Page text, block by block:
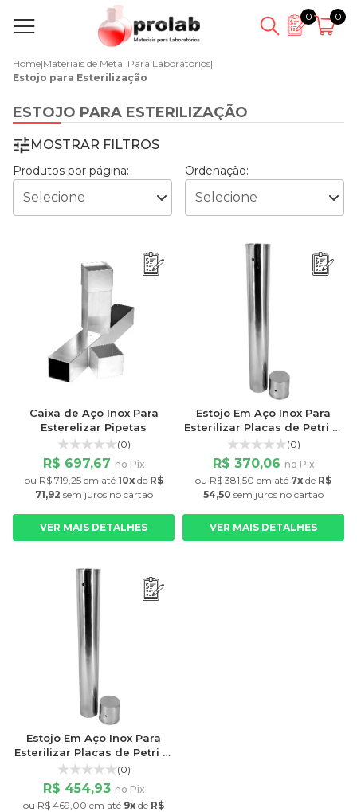
0 0
Home|Materiais de Metal Para Laboratórios|
Estojo para Esterilização
ESTOJO PARA ESTERILIZAÇÃO
MOSTRAR FILTROS
Produtos por página: Ordenação:
Caixa de Aço Inox Para
Esterelizar Pipetas
(0)
R$ 697,67 no Pix
ou R$ 719,25em até 10xde R$
71,92 sem jurosno cartão
VER MAIS DETALHES
Estojo Em Aço Inox Para
Esterilizar Placas de Petri p/
08 Placas(0)
R$ 370,06 no Pix
ou R$ 381,50 em até 7x de R$
54,50 sem juros no cartão
VER MAIS DETALHES
Estojo Em Aço Inox Para
Esterilizar Placas de Petri p/
12 Placas(0)
R$ 454,93 no Pix
ou R$ 469,00 em até 9x de R$